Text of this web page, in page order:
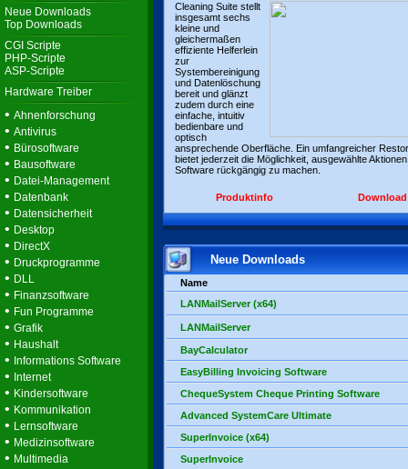
Neue Downloads
Top Downloads
CGI Scripte
PHP-Scripte
ASP-Scripte
Hardware Treiber
• Ahnenforschung
• Antivirus
• Bürosoftware
• Bausoftware
• Datei-Management
• Datenbank
• Datensicherheit
• Desktop
• DirectX
• Druckprogramme
• DLL
• Finanzsoftware
• Fun Programme
• Grafik
• Haushalt
• Informations Software
• Internet
• Kindersoftware
• Kommunikation
• Lernsoftware
• Medizinsoftware
• Multimedia
Cleaning Suite stellt
insgesamt sechs
kleine und
gleichermaßen
effiziente Helferlein
zur
Systembereinigung
und Datenlöschung
bereit und glänzt
zudem durch eine
einfache, intuitiv
bedienbare und
optisch
ansprechende Oberfläche. Ein umfangreicher
bietet jederzeit die Möglichkeit, ausgewählte
Software rückgängig zu machen.
Produktinfo Download
Neue Downloads
Name
LANMailServer (x64)
LANMailServer
BayCalculator
EasyBilling Invoicing Software
ChequeSystem Cheque Printing Software
Advanced SystemCare Ultimate
SuperInvoice (x64)
SuperInvoice